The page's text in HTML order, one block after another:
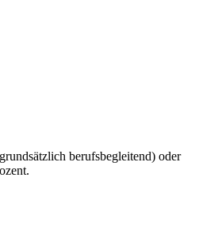
berufsbegleitend) oder